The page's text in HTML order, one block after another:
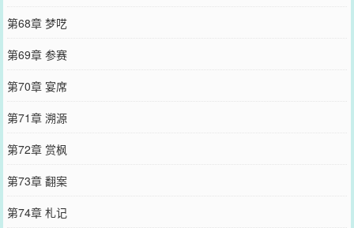
第68章 梦呓
第69章 参赛
第70章 宴席
第71章 溯源
第72章 赏枫
第73章 翻案
第74章 札记